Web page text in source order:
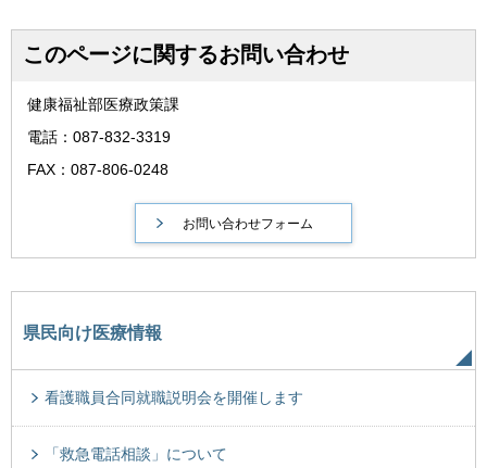
このページに関するお問い合わせ
健康福祉部医療政策課
電話：087-832-3319
FAX：087-806-0248
県民向け医療情報
看護職員合同就職説明会を開催します
「救急電話相談」について